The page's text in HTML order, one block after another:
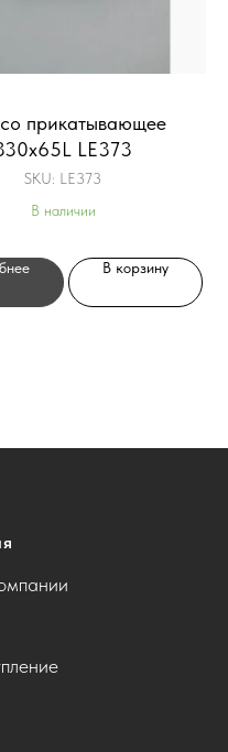
прикатывающее
LE373
SKU: LE373
В наличии
В корзину